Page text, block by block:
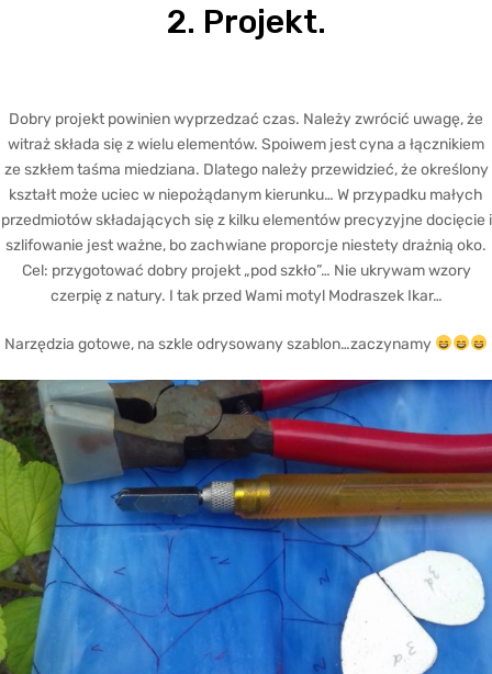
2. Projekt.
Dobry projekt powinien wyprzedzać czas. Należy zwrócić uwagę, że
witraż składa się z wielu elementów. Spoiwem jest cyna a łącznikiem
ze szkłem taśma miedziana. Dlatego należy przewidzieć, że określony
kształt może uciec w niepożądanym kierunku… W przypadku małych
przedmiotów składających się z kilku elementów precyzyjne docięcie i
szlifowanie jest ważne, bo zachwiane proporcje niestety drażnią oko.
Cel: przygotować dobry projekt „pod szkło”… Nie ukrywam wzory
czerpię z natury. I tak przed Wami motyl Modraszek Ikar…
Narzędzia gotowe, na szkle odrysowany szablon…zaczynamy